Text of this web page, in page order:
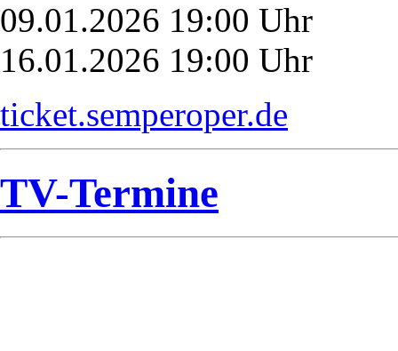
09.01.2026 19:00 Uhr
16.01.2026 19:00 Uhr
ticket.semperoper.de
TV-Termine